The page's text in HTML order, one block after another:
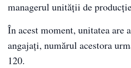
managerul unităţii de
În acest moment, unitatea are
angajaţi, numărul acestora
120.